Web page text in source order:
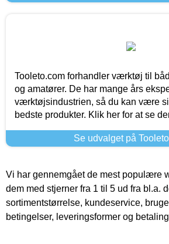
Tooleto.com forhandler værktøj til
og amatører. De har mange års
værktøjsindustrien, så du kan være
bedste produkter. Klik her for at se
Se udvalget på
Vi har gennemgået de mest populære
dem med stjerner fra 1 til 5 ud fra bl.a.
sortimentstørrelse, kundeservice,
betingelser, leveringsformer og